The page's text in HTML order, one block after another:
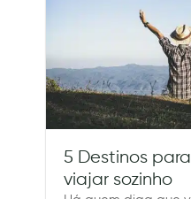
5 Destinos
viajar sozinho